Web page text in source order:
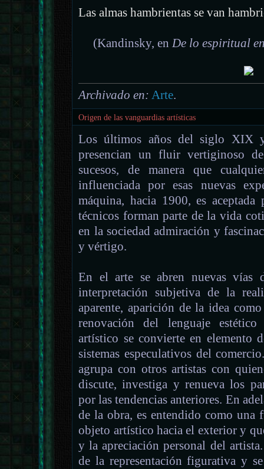
Las almas hambrientas se van
(Kandinsky, en De lo espiritual
Archivado en: Arte.
Origen de las vanguardias artísticas
Los últimos años del siglo XIX
presencian un fluir vertiginoso
sucesos, de manera que
influenciada por esas nuevas
máquina, hacia 1900, es
técnicos forman parte de la vida
en la sociedad admiración y
y vértigo.
En el arte se abren nuevas vías
interpretación subjetiva de la
aparente, aparición de la idea
renovación del lenguaje
artístico se convierte en elemento
sistemas especulativos del
agrupa con otros artistas con
discute, investiga y renueva los
por las tendencias anteriores. En
de la obra, es entendido como una
objeto artístico hacia el exterior y
y la apreciación personal del
de la representación figurativa y